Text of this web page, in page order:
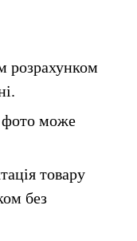
розрахунком
фото може
товару
без